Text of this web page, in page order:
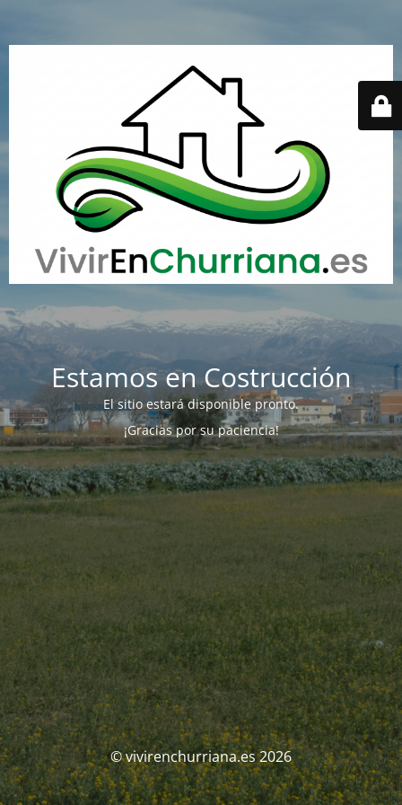
Estamos en Costrucción
El sitio estará disponible pronto.
¡Gracias por su paciencia!
© vivirenchurriana.es 2026